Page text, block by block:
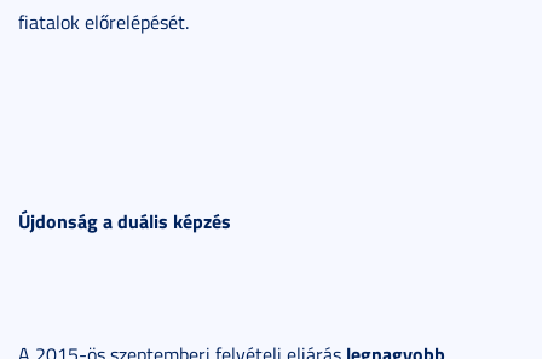
fiatalok előrelépését.
Újdonság a duális képzés
A 2015-ös szeptemberi felvételi eljárás legnagyobb